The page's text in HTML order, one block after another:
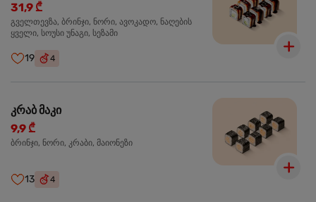
31,9 ₾
გველთევზა, ბრინჯი, ნორი, ავოკადო, ნაღების
ყველი, სოუსი უნაგი, სეზამი
19 4
კრაბ მაკი
9,9 ₾
ბრინჯი, ნორი, კრაბი, მაიონეზი
13 4